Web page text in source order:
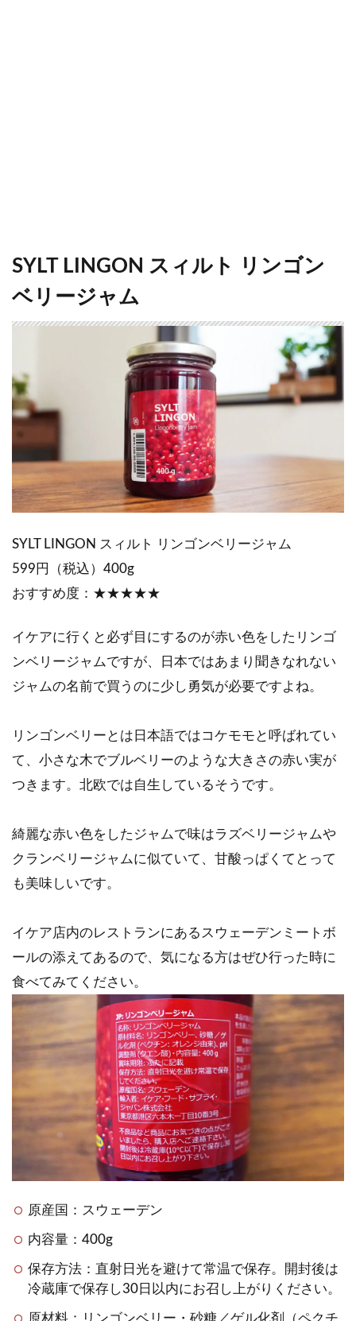
SYLT LINGON スィルト リンゴン
ベリージャム
SYLT LINGON スィルト リンゴンベリージャム
599円（税込）400g
おすすめ度：★★★★★
イケアに行くと必ず目にするのが赤い色をしたリンゴ
ンベリージャムですが、日本ではあまり聞きなれない
ジャムの名前で買うのに少し勇気が必要ですよね。
リンゴンベリーとは日本語ではコケモモと呼ばれてい
て、小さな木でブルベリーのような大きさの赤い実が
つきます。北欧では自生しているそうです。
綺麗な赤い色をしたジャムで味はラズベリージャムや
クランベリージャムに似ていて、甘酸っぱくてとって
も美味しいです。
イケア店内のレストランにあるスウェーデンミートボ
ールの添えてあるので、気になる方はぜひ行った時に
食べてみてください。
原産国：スウェーデン
内容量：400g
保存方法：直射日光を避けて常温で保存。開封後は
冷蔵庫で保存し30日以内にお召し上がりください。